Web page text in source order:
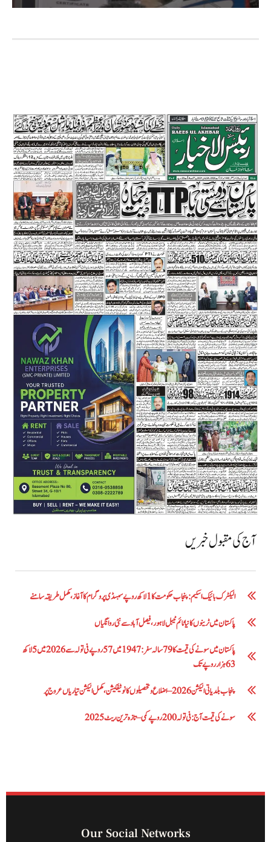
آج کی مقبول خبریں
الیکٹرک بائیک اسکیم: پنجاب حکومت کا1 لاکھ روپے سبسڈی پروگرام کا آغاز ،مکمل طریقہ سامنے
پاکستان میں ٹرینوں کا نیا ٹائم ٹیبل لاہور، فیصل آباد سے نئی روانگیاں
پاکستان میں سونے کی قیمت کا 79 سالہ سفر: 1947 میں 57 روپے فی تولہ سے 2026 میں 5 لاکھ
63 ہزار روپے تک
پنجاب بلدیاتی الیکشن 2026 – اضلاع و تحصیلوں کا نوٹیفکیشن، مکمل الیکشن تیاریاں عروج پر
سونے کی قیمت آج: فی تولہ 200 روپے کمی – تازہ ترین ریٹ 2025
Our Social Networks